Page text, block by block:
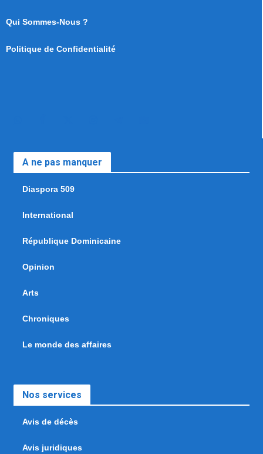
Qui Sommes-Nous ?
Politique de Confidentialité
A ne pas manquer
Diaspora 509
International
République Dominicaine
Opinion
Arts
Chroniques
Le monde des affaires
Nos services
Avis de décès
Avis juridiques